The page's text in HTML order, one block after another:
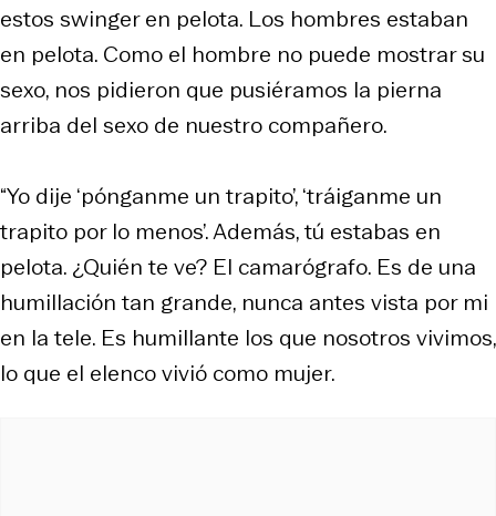
estos swinger en pelota. Los hombres estaban
en pelota. Como el hombre no puede mostrar su
sexo, nos pidieron que pusiéramos la pierna
arriba del sexo de nuestro compañero.
“Yo dije ‘pónganme un trapito’, ‘tráiganme un
trapito por lo menos’. Además, tú estabas en
pelota. ¿Quién te ve? El camarógrafo. Es de una
humillación tan grande, nunca antes vista por mi
en la tele. Es humillante los que nosotros vivimos,
lo que el elenco vivió como mujer.